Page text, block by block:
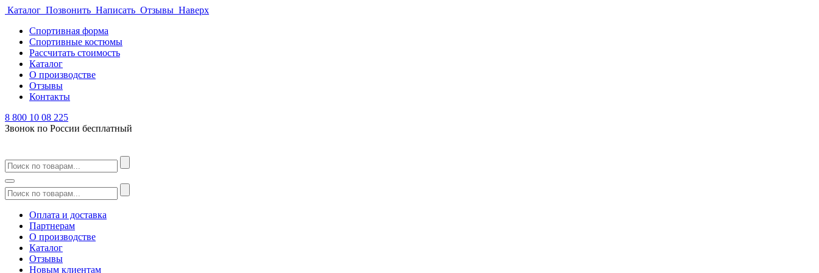
Каталог Позвонить Написать Отзывы Наверх
Спортивная форма
Спортивные костюмы
Рассчитать стоимость
Каталог
О производстве
Отзывы
Контакты
8 800 10 08 225
Звонок по России бесплатный
Оплата и доставка
Партнерам
О производстве
Каталог
Отзывы
Новым клиентам